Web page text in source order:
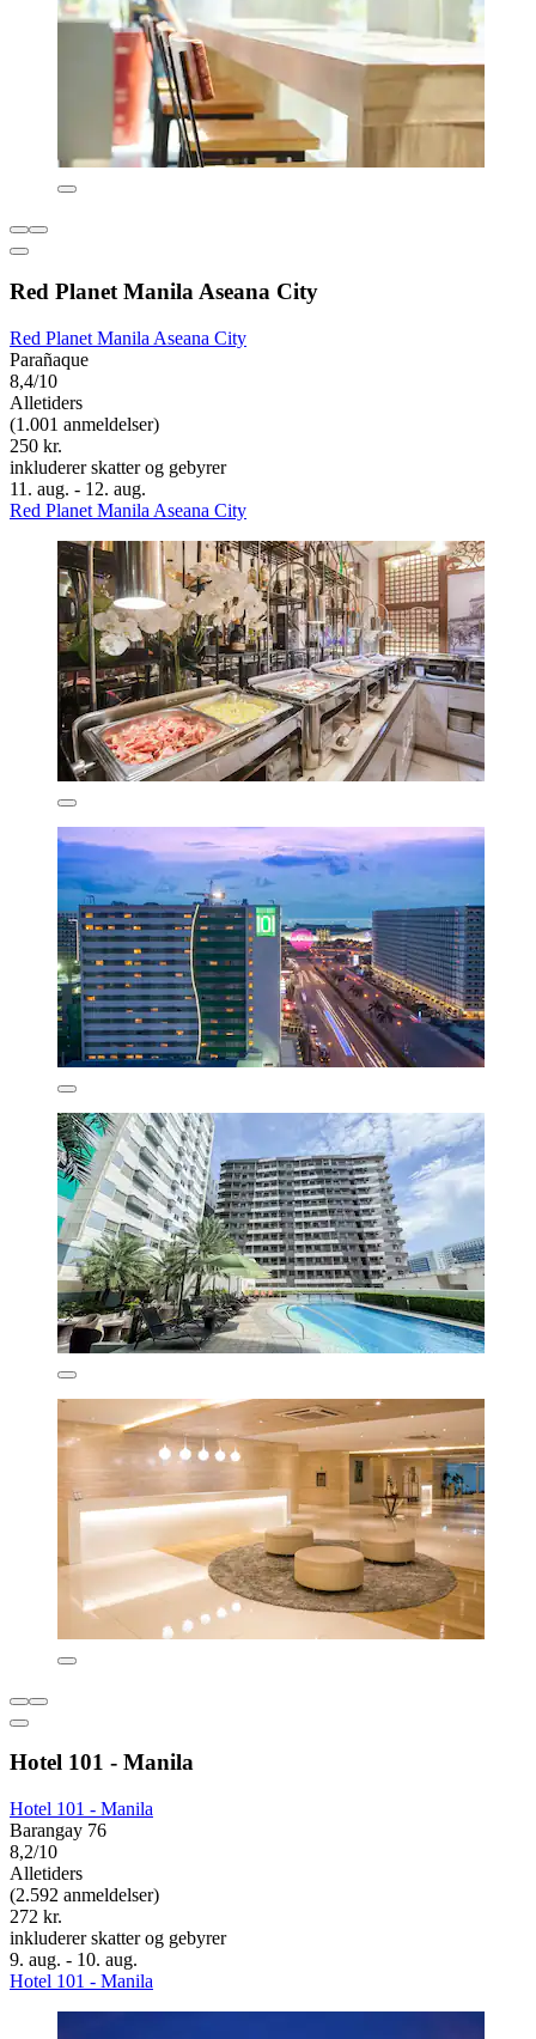
Red Planet Manila Aseana City
Red Planet Manila Aseana City
Parañaque
8,4/10
Alletiders
(1.001 anmeldelser)
250 kr.
inkluderer skatter og gebyrer
11. aug. - 12. aug.
Red Planet Manila Aseana City
Hotel 101 - Manila
Hotel 101 - Manila
Barangay 76
8,2/10
Alletiders
(2.592 anmeldelser)
272 kr.
inkluderer skatter og gebyrer
9. aug. - 10. aug.
Hotel 101 - Manila